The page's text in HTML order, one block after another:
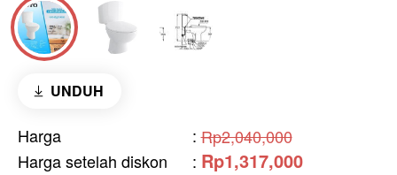
UNDUH
Harga : Rp2,040,000
Harga setelah diskon
: Rp1,317,000